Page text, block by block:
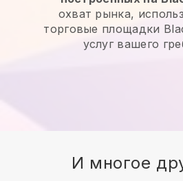
охват рынка,
торговые площадки
услуг вашего
И многое